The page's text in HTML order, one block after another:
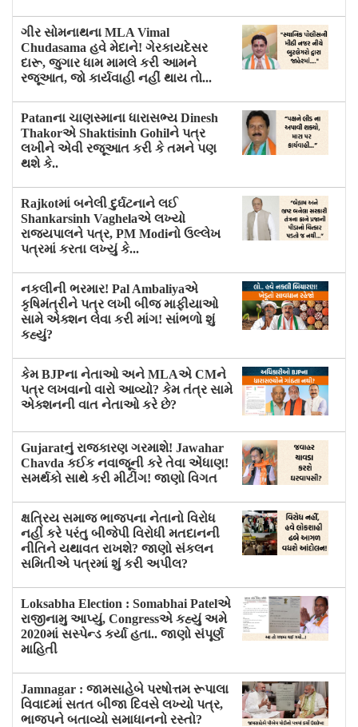
ગીર સોમનાથના MLA Vimal
Chudasama હવે મેદાને! ગેરકાયદેસર
દારૂ, જુગાર ધામ મામલે કરી આમને
રજૂઆત, જો કાર્યવાહી નહીં થાય તો...
Patanના ચાણસ્માના ધારાસભ્ય Dinesh
Thakorએ Shaktisinh Gohilને પત્ર
લખીને એવી રજૂઆત કરી કે તમને પણ
થશે કે..
Rajkotમાં બનેલી દુર્ઘટનાને લઈ
Shankarsinh Vaghelaએ લખ્યો
રાજ્યપાલને પત્ર, PM Modiનો ઉલ્લેખ
પત્રમાં કરતા લખ્યું કે...
નકલીની ભરમાર! Pal Ambaliyaએ
કૃષિમંત્રીને પત્ર લખી બીજ માફીયાઓ
સામે એક્શન લેવા કરી માંગ! સાંભળો શું
કહ્યું?
કેમ BJPના નેતાઓ અને MLAએ CMને
પત્ર લખવાનો વારો આવ્યો? કેમ તંત્ર સામે
એક્શનની વાત નેતાઓ કરે છે?
Gujaratનું રાજકારણ ગરમાશે! Jawahar
Chavda કઈક નવાજૂની કરે તેવા એંધાણ!
સમર્થકો સાથે કરી મીટીંગ! જાણો વિગત
ક્ષત્રિય સમાજ ભાજપના નેતાનો વિરોધ
નહીં કરે પરંતુ બીજેપી વિરોધી મતદાનની
નીતિને યથાવત રાખશે? જાણો સંકલન
સમિતીએ પત્રમાં શું કરી અપીલ?
Loksabha Election : Somabhai Patelએ
રાજીનામુ આપ્યું, Congressએ કહ્યું અમે
2020માં સસ્પેન્ડ કર્યા હતા.. જાણો સંપૂર્ણ
માહિતી
Jamnagar : જામસાહેબે પરષોત્તમ રૂપાલા
વિવાદમાં સતત બીજા દિવસે લખ્યો પત્ર,
ભાજપને બતાવ્યો સમાધાનનો રસ્તો?